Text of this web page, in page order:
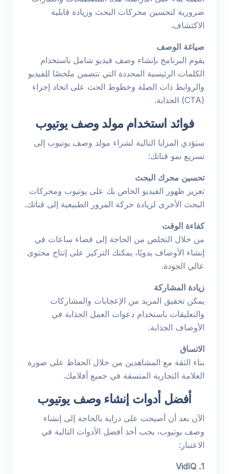
ضرورية لتحسين محركات البحث وزيادة قابلية
الاكتشاف.
صياغة الوصف
يقوم البرنامج بإنشاء وصف فيديو شامل باستخدام
الكلمات الرئيسية المحددة التي تتضمن ملخصًا للفيديو
والروابط ذات الصلة وخطوط الحث على اتخاذ إجراء
(CTA) الجذابة.
فوائد استخدام مولد وصف يوتيوب
ستؤدي المزايا التالية لشراء مولد وصف يوتيوب إلى
تسريع نمو قناتك:
تحسين محرك البحث
تعزيز ظهور الفيديو الخاص بك على يوتيوب ومحركات
البحث الأخرى لزيادة حركة المرور الطبيعية إلى قناتك.
كفاءة الوقت
من خلال التخلص من الحاجة إلى قضاء ساعات في
إنشاء الأوصاف يدويًا، يمكنك التركيز على إنتاج محتوى
عالي الجودة.
زيادة المشاركة
يمكن تحقيق المزيد من الإعجابات والمشاركات
والتعليقات باستخدام دعوات العمل الجذابة في
الأوصاف الجذابة.
الاتساق
بناء الثقة مع المشاهدين من خلال الحفاظ على صورة
العلامة التجارية المتسقة في جميع أفلامك.
أفضل أدوات إنشاء وصف يوتيوب
الآن بعد أن أصبحت على دراية بالحاجة إلى إنشاء
وصف يوتيوب، يجب أخذ أفضل الأدوات التالية في
الاعتبار:
1. VidIQ